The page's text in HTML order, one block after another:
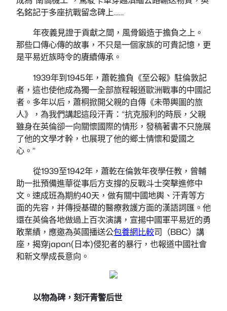
名銘記于多座抗戰留念碑上……
年夜義見證于貢獻之間，風骨鍛造于擔負之上。
那些口傳心傳的故事，不只是一個家族的可貴記憶，更
是平易近族時令的賡續傳承。
1939年到1945年，蕭乾擔負《至公報》駐倫敦記
者，這也使他成為獨一全部旅程報道歐洲戰事的中國記
者。多年以后，蕭桐掀開父親的自傳《未帶輿圖的旅
人》，為我們講起這段汗青：“抗克服利的時辰，父親
雖身在英倫卻一向關懷國際的情形，發稿著書不只施展
了他的文學才幹，也展現了他的鄉土情懷和愛國之
心。”
從1939至1942年，蕭乾在倫敦年夜學任教，曾輔
助一批預備進華從事后方支撐的反戰斗士突擊進修中
文。速成班為期約40天，做有關中國地輿、汗青等方
面的先容，并傳授基礎的醫療救護方面的漢語詞匯。他
還在英倫各地做過上百次演講，宣揚中國軍平易近的勇
敢業績，應邀為英國播送公包養網比較司（BBC）講
座，揭穿japan(日本)侵犯者的暴行，也報道中國社會
和新文學成長意向。
以物為碑，刻汗青警后世